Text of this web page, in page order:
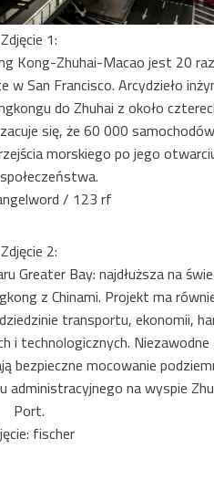
Zdjęcie 1:
Kong-Zhuhai-Macao jest 20
w San Francisco. Arcydzieło
do Zhuhai z około
się, że 60 000
morskiego po jego
/ 123 rf
Zdjęcie 2:
Greater Bay: najdłuższa na
z Chinami. Projekt ma
transportu, ekonomii,
i technologicznych. Niezawodne
bezpieczne mocowanie
administracyjnego na wyspie
Port.
fischer